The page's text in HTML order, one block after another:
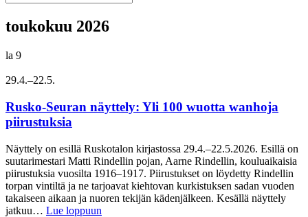
toukokuu 2026
la 9
29.4.–22.5.
Rusko-Seuran näyttely: Yli 100 wuotta wanhoja
piirustuksia
Näyttely on esillä Ruskotalon kirjastossa 29.4.–22.5.2026. Esillä on
suutarimestari Matti Rindellin pojan, Aarne Rindellin, kouluaikaisia
piirustuksia vuosilta 1916–1917. Piirustukset on löydetty Rindellin
torpan vintiltä ja ne tarjoavat kiehtovan kurkistuksen sadan vuoden
takaiseen aikaan ja nuoren tekijän kädenjälkeen. Kesällä näyttely
jatkuu… Lue loppuun